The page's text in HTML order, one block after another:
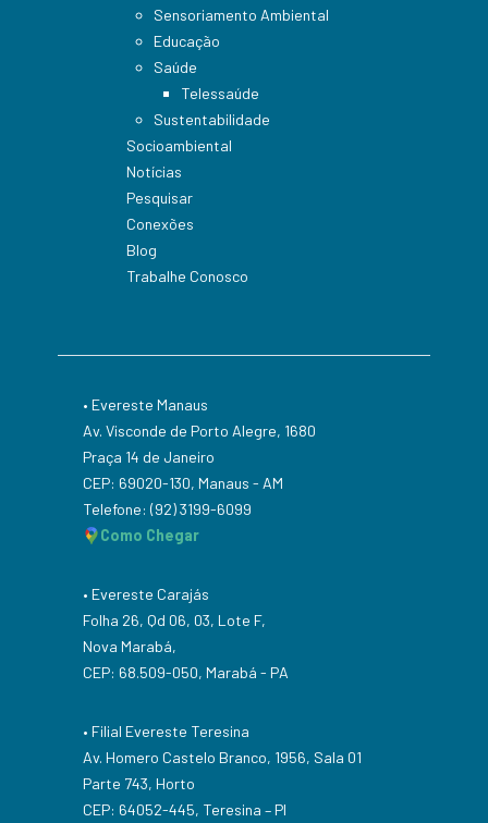
Sensoriamento Ambiental
Educação
Saúde
Telessaúde
Sustentabilidade
Socioambiental
Notícias
Pesquisar
Conexões
Blog
Trabalhe Conosco
• Evereste Manaus
Av. Visconde de Porto Alegre, 1680
Praça 14 de Janeiro
CEP: 69020-130, Manaus - AM
Telefone: (92) 3199-6099
Como Chegar
• Evereste Carajás
Folha 26, Qd 06, 03, Lote F,
Nova Marabá,
CEP: 68.509-050, Marabá - PA
• Filial Evereste Teresina
Av. Homero Castelo Branco, 1956, Sala 01
Parte 743, Horto
CEP: 64052-445, Teresina – PI